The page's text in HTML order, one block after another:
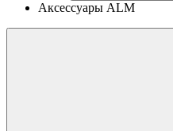
Аксессуары ALM